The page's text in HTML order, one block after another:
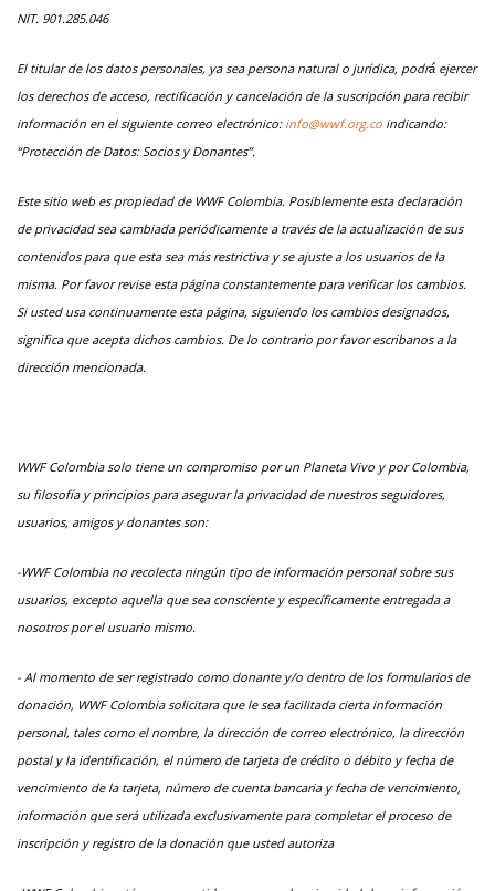
NIT. 901.285.046
El titular de los datos personales, ya sea persona natural o jurídica, podrá́ ejercer
los derechos de acceso, rectificación y cancelación de la suscripción para recibir
información en el siguiente correo electrónico: info@wwf.org.co indicando:
“Protección de Datos: Socios y Donantes”.
Este sitio web es propiedad de WWF Colombia. Posiblemente esta declaración
de privacidad sea cambiada periódicamente a través de la actualización de sus
contenidos para que esta sea más restrictiva y se ajuste a los usuarios de la
misma. Por favor revise esta página constantemente para verificar los cambios.
Si usted usa continuamente esta página, siguiendo los cambios designados,
significa que acepta dichos cambios. De lo contrario por favor escribanos a la
dirección mencionada.
WWF Colombia solo tiene un compromiso por un Planeta Vivo y por Colombia,
su filosofía y principios para asegurar la privacidad de nuestros seguidores,
usuarios, amigos y donantes son:
-WWF Colombia no recolecta ningún tipo de información personal sobre sus
usuarios, excepto aquella que sea consciente y específicamente entregada a
nosotros por el usuario mismo.
- Al momento de ser registrado como donante y/o dentro de los formularios de
donación, WWF Colombia solicitara que le sea facilitada cierta información
personal, tales como el nombre, la dirección de correo electrónico, la dirección
postal y la identificación, el número de tarjeta de crédito o débito y fecha de
vencimiento de la tarjeta, número de cuenta bancaria y fecha de vencimiento,
información que será utilizada exclusivamente para completar el proceso de
inscripción y registro de la donación que usted autoriza